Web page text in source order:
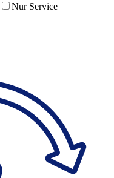
Nur Service